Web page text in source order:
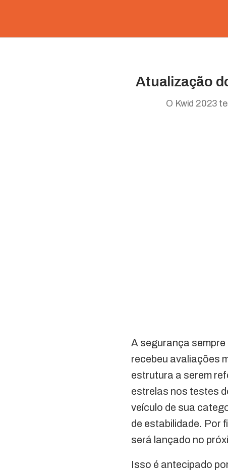
Atualização
O Kwid 2023
A segurança
recebeu avaliações
estrutura a serem
estrelas nos testes
veículo de sua
de estabilidade. Por
será lançado no
Isso é antecipado